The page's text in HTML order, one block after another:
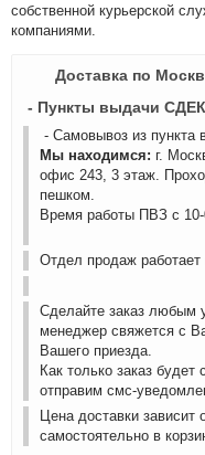
собственной курьерской
компаниями.
Доставка по
- Пункты выдачи СДЕК
- Самовывоз из пункта
Мы находимся: г.
офис 243, 3 этаж.
пешком.
Время работы ПВЗ с
Отдел продаж
Сделайте заказ любым
менеджер свяжется с
Вашего приезда.
Как только заказ
отправим смс-
Цена доставки зависит
самостоятельно в